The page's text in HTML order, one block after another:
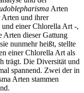
Arten
Arten und ihrer
einer Chlorella Art -,
Arten dieser Gattung
nunmehr heißt, stellte
einer Chlorella Art als
trägt. Die Diversität und
spannend. Zwei der in
Arten stammen